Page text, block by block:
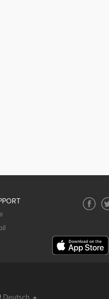
Deutsch